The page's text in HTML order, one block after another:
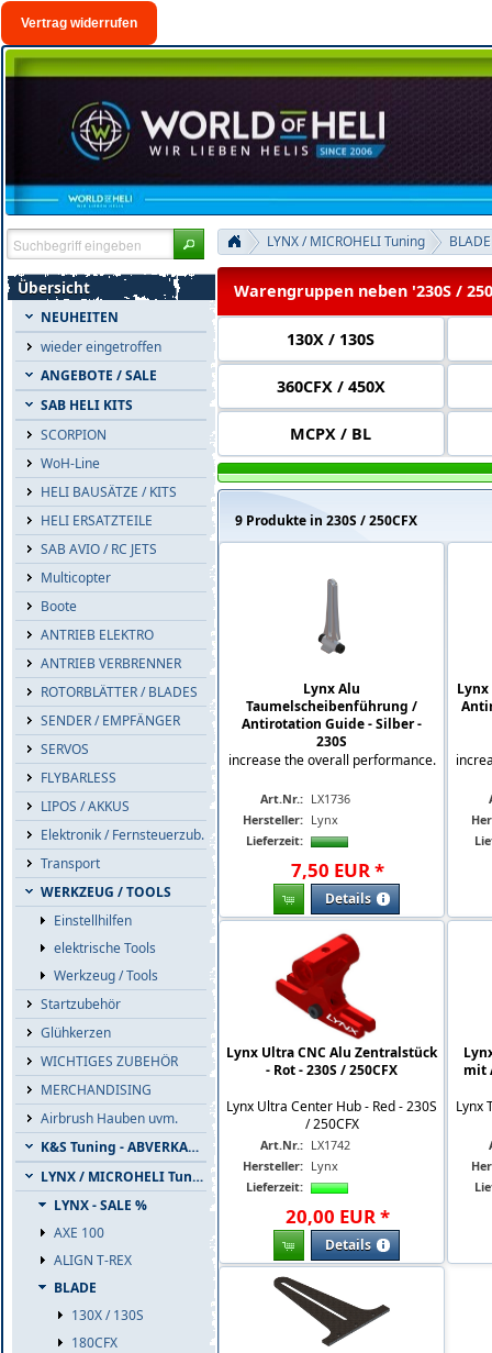
Vertrag widerrufen
Übersicht
NEUHEITEN
wieder eingetroffen
ANGEBOTE / SALE
SAB HELI KITS
SCORPION
WoH-Line
HELI BAUSÄTZE / KITS
HELI ERSATZTEILE
SAB AVIO / RC JETS
Multicopter
Boote
ANTRIEB ELEKTRO
ANTRIEB VERBRENNER
ROTORBLÄTTER / BLADES
SENDER / EMPFÄNGER
SERVOS
FLYBARLESS
LIPOS / AKKUS
Elektronik / Fernsteuerzub.
Transport
WERKZEUG / TOOLS
Einstellhilfen
elektrische Tools
Werkzeug / Tools
Startzubehör
Glühkerzen
WICHTIGES ZUBEHÖR
MERCHANDISING
Airbrush Hauben uvm.
K&S Tuning - ABVERKAUF
LYNX / MICROHELI Tuning
LYNX - SALE %
AXE 100
ALIGN T-REX
BLADE
130X / 130S
180CFX
LYNX / MICROHELI Tuning BLADE
Warengruppen neben '230S /
130X / 130S
360CFX / 450X
MCPX / BL
9 Produkte in 230S / 250CFX
Lynx Alu
Taumelscheibenführung /
Antirotation Guide - Silber -
230S
increase the overall performance.
Art.Nr.: LX1736
Hersteller: Lynx
Lieferzeit:
7,50 EUR*
Details
Lynx Ultra CNC Alu Zentralstück
- Rot - 230S / 250CFX
Lynx Ultra Center Hub - Red - 230S
/ 250CFX
Art.Nr.: LX1742
Hersteller: Lynx
Lieferzeit:
20,00 EUR*
Details
mit
Lynx